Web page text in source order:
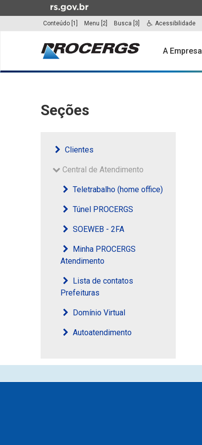
para
o
Conteúdo [1] Menu [2] Busca [3] Acessibilidade
do
A Empresa
Seções
Clientes
Central de Atendimento
Teletrabalho (home office)
Túnel PROCERGS
SOEWEB - 2FA
Minha PROCERGS
Atendimento
Lista de contatos
Prefeituras
Domínio Virtual
Autoatendimento